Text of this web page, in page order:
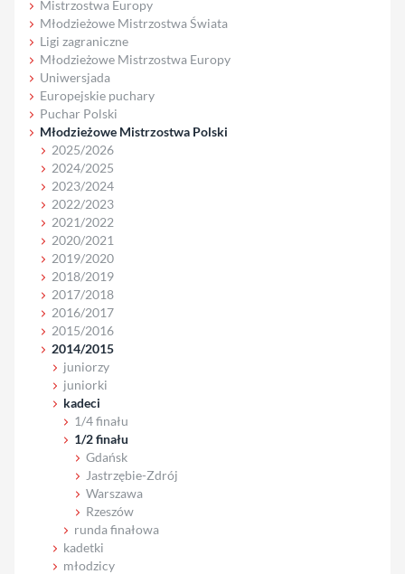
Mistrzostwa Europy
Młodzieżowe Mistrzostwa Świata
Ligi zagraniczne
Młodzieżowe Mistrzostwa Europy
Uniwersjada
Europejskie puchary
Puchar Polski
Młodzieżowe Mistrzostwa Polski
2025/2026
2024/2025
2023/2024
2022/2023
2021/2022
2020/2021
2019/2020
2018/2019
2017/2018
2016/2017
2015/2016
2014/2015
juniorzy
juniorki
kadeci
1/4 finału
1/2 finału
Gdańsk
Jastrzębie-Zdrój
Warszawa
Rzeszów
runda finałowa
kadetki
młodzicy